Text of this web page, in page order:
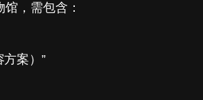
，需包含：
案）”